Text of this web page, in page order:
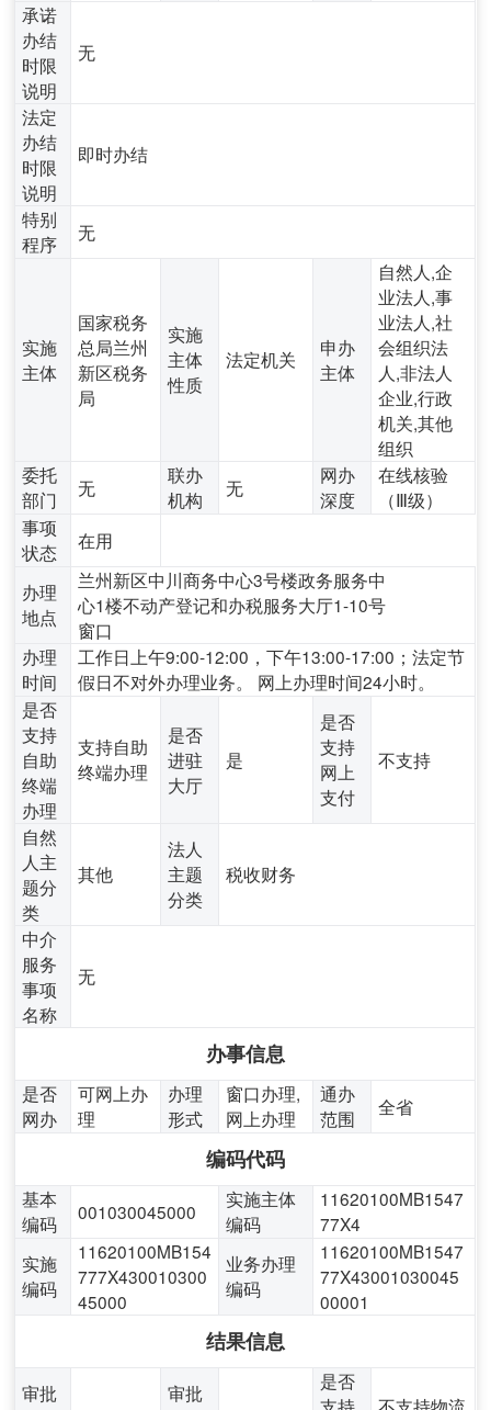
承诺
办结
时限
说明
无
法定
办结
时限
说明
即时办结
特别
程序
无
实施
主体
国家税务
总局兰州
新区税务
局
实施
主体
性质
法定机关
申办
主体
自然人,企
业法人,事
业法人,社
会组织法
人,非法人
企业,行政
机关,其他
组织
委托
部门
无
联办
机构
无
网办
深度
在线核验
（Ⅲ级）
事项
状态
在用
办理
地点
兰州新区中川商务中心3号楼政务服务中
心1楼不动产登记和办税服务大厅1-10号
窗口
办理
时间
工作日上午9:00-12:00，下午13:00-17:00；法定节
假日不对外办理业务。 网上办理时间24小时。
是否
支持
自助
终端
办理
支持自助
终端办理
是否
进驻
大厅
是
是否
支持
网上
支付
不支持
自然
人主
题分
类
其他
法人
主题
分类
税收财务
中介
服务
事项
名称
无
办事信息
是否
网办
可网上办
理
办理
形式
窗口办理,
网上办理
通办
范围
全省
编码代码
基本
编码
001030045000
实施主体
编码
11620100MB1547
77X4
实施
编码
11620100MB154
777X430010300
45000
业务办理
编码
11620100MB1547
77X43001030045
00001
结果信息
审批
审批
是否